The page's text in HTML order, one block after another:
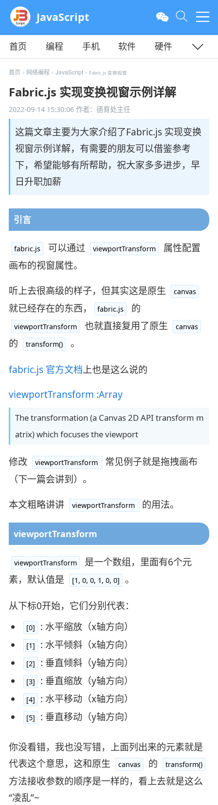
JavaScript
首页 编程 手机 软件
硬件
教程
平面 服务器
首页 > 网络编程 > JavaScript> Fabric.js 变换视窗
Fabric.js 实现变换视窗示例详解
2022-09-14 15:30:06作者：德育处主任
这篇文章主要为大家介绍了Fabric.js 实现变换
视窗示例详解，有需要的朋友可以借鉴参考
下，希望能够有所帮助，祝大家多多进步，早
日升职加薪
引言
fabric.js 可以通过 viewportTransform
属性配置
画布的视窗属性。
听上去很高级的样子，但其实这是原生
canvas
就已经存在的东西， fabric.js 的
viewportTransform 也就直接复用了原生 canvas
的 transform() 。
fabric.js 官方文档上也是这么说的
viewportTransform :Array
The transformation (a Canvas 2D API transform m
atrix) which focuses the viewport
修改 viewportTransform
常见例子就是拖拽画布
（下一篇会讲到）。
本文粗略讲讲
viewportTransform 的用法。
viewportTransform
viewportTransform
是一个数组，里面有6个元
素，默认值是
[1, 0, 0, 1, 0, 0] 。
从下标0开始，它们分别代表：
[0] : 水平缩放（x轴方向）
[1] : 水平倾斜（x轴方向）
[2] : 垂直倾斜（y轴方向）
[3] : 垂直缩放（y轴方向）
[4] : 水平移动（x轴方向）
[5] : 垂直移动（y轴方向）
你没看错，我也没写错，上面列出来的元素就是
代表这个意思，这和原生
canvas 的 transform()
方法接收参数的顺序是一样的，看上去就是这么
“凌乱”~